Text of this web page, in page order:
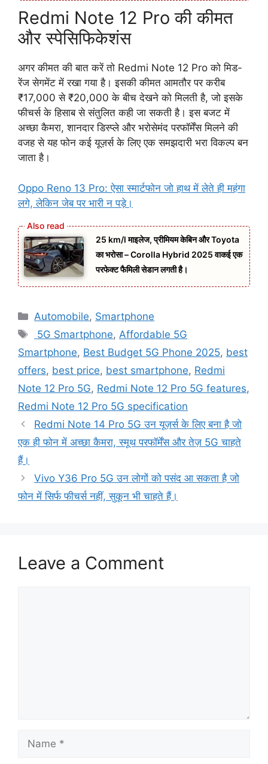
Redmi Note 12 Pro की कीमत
और स्पेसिफिकेशंस
अगर कीमत की बात करें तो Redmi Note 12 Pro को मिड-
रेंज सेगमेंट में रखा गया है। इसकी कीमत आमतौर पर करीब
₹17,000 से ₹20,000 के बीच देखने को मिलती है, जो इसके
फीचर्स के हिसाब से संतुलित कही जा सकती है। इस बजट में
अच्छा कैमरा, शानदार डिस्प्ले और भरोसेमंद परफॉर्मेंस मिलने की
वजह से यह फोन कई यूज़र्स के लिए एक समझदारी भरा विकल्प बन
जाता है।
Oppo Reno 13 Pro: ऐसा स्मार्टफोन जो हाथ में लेते ही महंगा
लगे, लेकिन जेब पर भारी न पड़े।
25 km/l माइलेज, प्रीमियम केबिन और Toyota
का भरोसा – Corolla Hybrid 2025 वाकई एक
परफेक्ट फैमिली सेडान लगती है।
Categories
Automobile, Smartphone
Tags
5G Smartphone, Affordable 5G
Smartphone, Best Budget 5G Phone 2025, best
offers, best price, best smartphone, Redmi
Note 12 Pro 5G, Redmi Note 12 Pro 5G features,
Redmi Note 12 Pro 5G specification
Redmi Note 14 Pro 5G उन यूज़र्स के लिए बना है जो
एक ही फोन में अच्छा कैमरा, स्मूथ परफॉर्मेंस और तेज़ 5G चाहते
हैं।
Vivo Y36 Pro 5G उन लोगों को पसंद आ सकता है जो
फोन में सिर्फ फीचर्स नहीं, सुकून भी चाहते हैं।
Leave a Comment